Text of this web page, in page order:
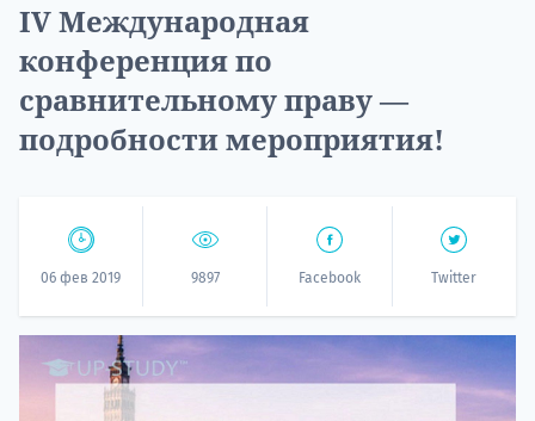
IV Международная
конференция по
сравнительному праву —
подробности мероприятия!
06 фев 2019 9897 Facebook Twitter